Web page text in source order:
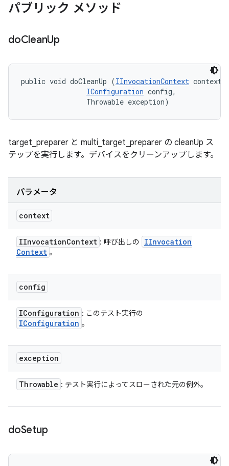
パブリック メソッド
doCleanUp
public void doCleanUp (IInvocationContext
IConfiguration config,
                Throwable exception)
target_preparer と multi_target_preparer の cleanUp ス
テップを実行します。デバイスをクリーンアップします。
パラメータ
context
IInvocationContext : 呼び出しの
IInvocation
Context 。
config
IConfiguration : このテスト実行の
IConfiguration 。
exception
Throwable : テスト実行によってスローされた元の例外。
doSetup